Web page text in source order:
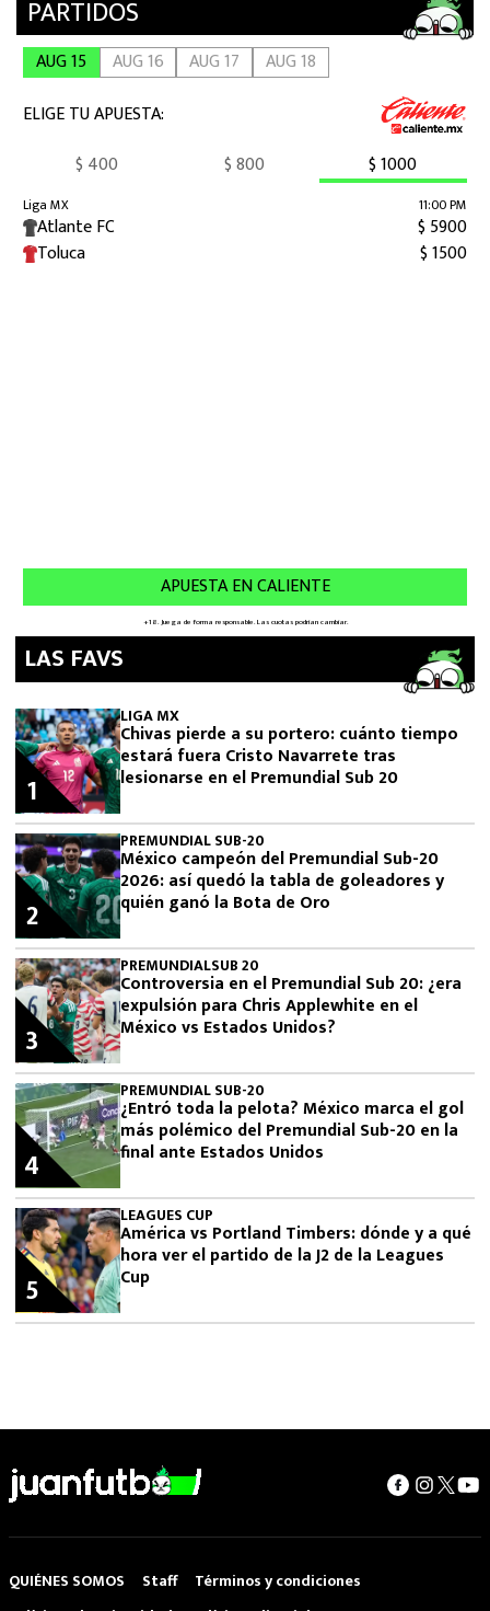
LAS FAVS
LIGA MX
Chivas pierde a su portero: cuánto tiempo
estará fuera Cristo Navarrete tras
lesionarse en el Premundial Sub 20
1
PREMUNDIAL SUB-20
México campeón del Premundial Sub-20
2026: así quedó la tabla de goleadores y
quién ganó la Bota de Oro
2
PREMUNDIALSUB 20
Controversia en el Premundial Sub 20: ¿era
expulsión para Chris Applewhite en el
México vs Estados Unidos?
3
PREMUNDIAL SUB-20
¿Entró toda la pelota? México marca el gol
más polémico del Premundial Sub-20 en la
final ante Estados Unidos
4
LEAGUES CUP
América vs Portland Timbers: dónde y a qué
hora ver el partido de la J2 de la Leagues
Cup
5
QUIÉNES SOMOS Staff
Términos y condiciones